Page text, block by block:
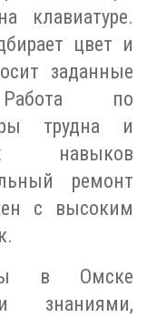
клавиатуре.
цвет и
заданные
по
трудна и
навыков
ремонт
с высоким
в Омске
знаниями,